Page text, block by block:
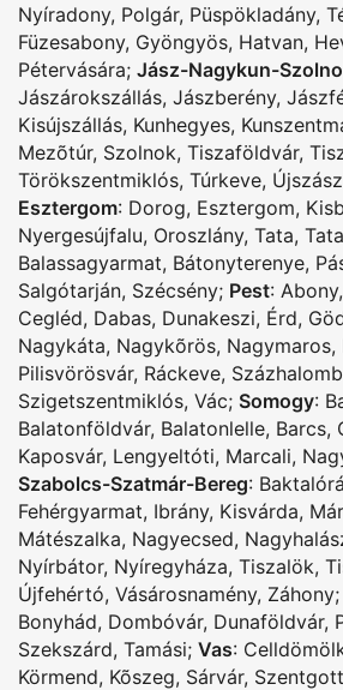
Nyíradony, Polgár, Püspökladány,
Füzesabony, Gyöngyös, Hatvan,
Pétervására; Jász-Nagykun-
Jászárokszállás, Jászberény,
Kisújszállás, Kunhegyes,
Mezõtúr, Szolnok, Tiszaföldvár,
Törökszentmiklós, Túrkeve, Újszász
Esztergom: Dorog, Esztergom,
Nyergesújfalu, Oroszlány, Tata,
Balassagyarmat, Bátonyterenye,
Salgótarján, Szécsény; Pest: Abony,
Cegléd, Dabas, Dunakeszi, Érd,
Nagykáta, Nagykõrös, Nagymaros,
Pilisvörösvár, Ráckeve,
Szigetszentmiklós, Vác; Somogy:
Balatonföldvár, Balatonlelle, Barcs,
Kaposvár, Lengyeltóti, Marcali,
Szabolcs-Szatmár-Bereg:
Fehérgyarmat, Ibrány, Kisvárda,
Mátészalka, Nagyecsed,
Nyírbátor, Nyíregyháza, Tiszalök,
Újfehértó, Vásárosnamény, Záhony;
Bonyhád, Dombóvár, Dunaföldvár,
Szekszárd, Tamási; Vas:
Körmend, Kõszeg, Sárvár,